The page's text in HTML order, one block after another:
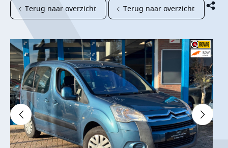
HOME
AANBOD
DIENSTEN
WERKPLAATS
OVER ONS
Terug naar overzicht Terug naar overzicht